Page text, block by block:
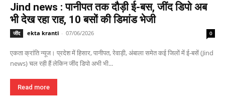
Jind news : पानीपत तक दौड़ी ई-बस, जींद डिपो अब
भी देख रहा राह, 10 बसों की डिमांड भेजी
जींद ekta kranti - 07/06/2026 0
एकता क्रांति न्यूज। प्रदेश में हिसार, पानीपत, रेवाड़ी, अंबाला समेत कई जिलों में ई-बसें (Jind
news) चल रही हैं लेकिन जींद डिपो अभी भी...
Read more